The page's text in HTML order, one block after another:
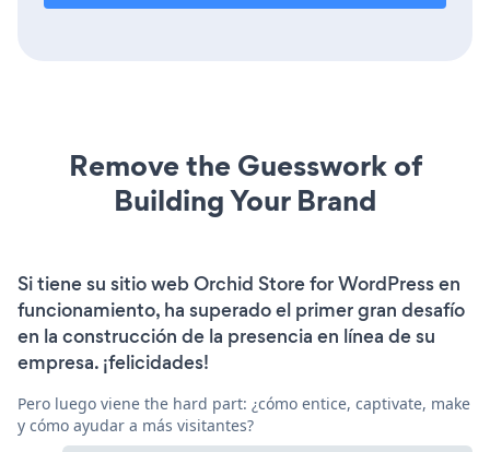
Remove the Guesswork of
Building Your Brand
Si tiene su sitio web Orchid Store for WordPress en
funcionamiento, ha superado el primer gran desafío
en la construcción de la presencia en línea de su
empresa. ¡felicidades!
Pero luego viene the hard part: ¿cómo entice, captivate, make
y cómo ayudar a más visitantes?